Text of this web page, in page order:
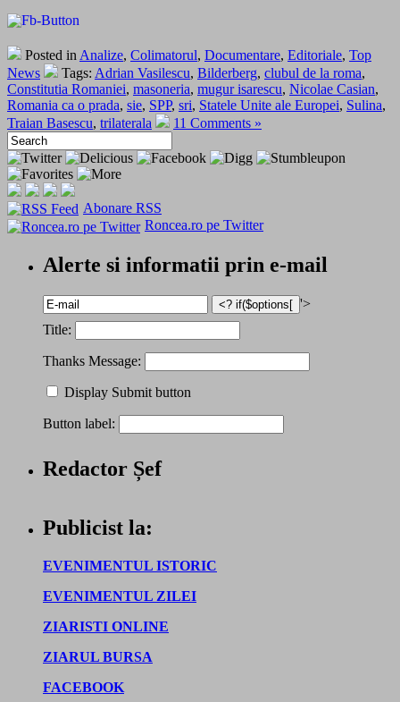
Posted in Analize, Colimatorul, Documentare, Editoriale, Top
News
Tags: Adrian Vasilescu, Bilderberg, clubul de la roma,
Constitutia Romaniei, masoneria, mugur isarescu, Nicolae Casian,
Romania ca o prada, sie, SPP, sri, Statele Unite ale Europei, Sulina,
Traian Basescu, trilaterala 11 Comments »
Abonare RSS
Roncea.ro pe Twitter
Alerte si informatii prin e-mail
'>
Title:
Thanks Message:
Display Submit button
Button label:
Redactor Șef
Publicist la:
EVENIMENTUL ISTORIC
EVENIMENTUL ZILEI
ZIARISTI ONLINE
ZIARUL BURSA
FACEBOOK